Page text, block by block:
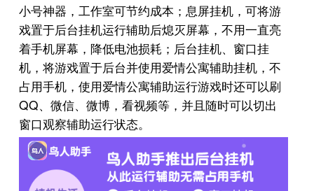
小号神器，工作室可节约成本；息屏挂机，可将游
戏置于后台挂机运行辅助后熄灭屏幕，不用一直亮
着手机屏幕，降低电池损耗；后台挂机、窗口挂
机，将游戏置于后台并使用爱情公寓辅助挂机，不
占用手机，使用爱情公寓辅助运行游戏时还可以刷
QQ、微信、微博，看视频等，并且随时可以切出
窗口观察辅助运行状态。